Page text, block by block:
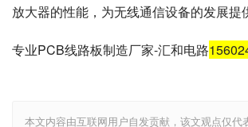
放大器的性能，为无线通信设备的发展提
专业PCB线路板制造厂家-汇和电路
本文内容由互联网用户自发贡献，该文观点仅代